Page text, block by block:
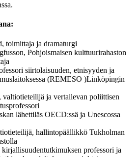
toimittaja ja dramaturgi
Pohjoismaisen kulttuurirahaston
siirtolaisuuden, etnisyyden ja
(REMESO )Linköpingin
valtiotieteilijä ja vertailevan poliittisen
lähettiläs OECD:ssä ja Unescossa
hallintopäällikkö Tukholman
professori ja